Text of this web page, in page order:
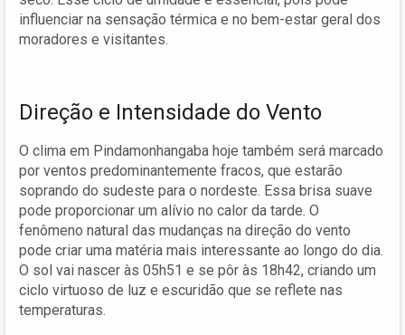
influenciar na sensação térmica e no bem-estar geral dos
moradores e visitantes.
Direção e Intensidade do Vento
O clima em Pindamonhangaba hoje também será marcado
por ventos predominantemente fracos, que estarão
soprando do sudeste para o nordeste. Essa brisa suave
pode proporcionar um alívio no calor da tarde. O
fenômeno natural das mudanças na direção do vento
pode criar uma matéria mais interessante ao longo do dia.
O sol vai nascer às 05h51 e se pôr às 18h42, criando um
ciclo virtuoso de luz e escuridão que se reflete nas
temperaturas.